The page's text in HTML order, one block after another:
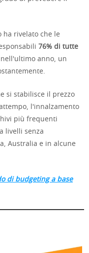
rivelato che le
76% di tutte
anno, un
si stabilisce il prezzo
l'innalzamento
più frequenti
livelli senza
Australia e in alcune
di budgeting a base